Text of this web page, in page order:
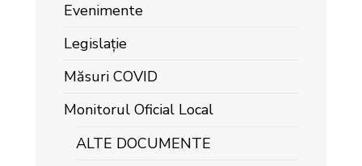
Evenimente
Legislație
Măsuri COVID
Monitorul Oficial Local
ALTE DOCUMENTE